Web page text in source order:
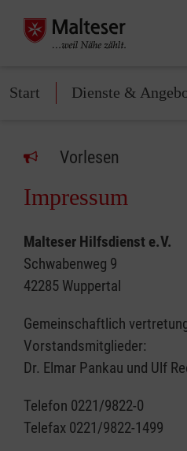
Start Dienste &
Vorlesen
Impressum
Malteser Hilfsdienst e.V.
Schwabenweg 9
42285 Wuppertal
Gemeinschaftlich
Vorstandsmitglieder:
Dr. Elmar Pankau und Ulf
Telefon 0221/9822-0
Telefax 0221/9822-1499